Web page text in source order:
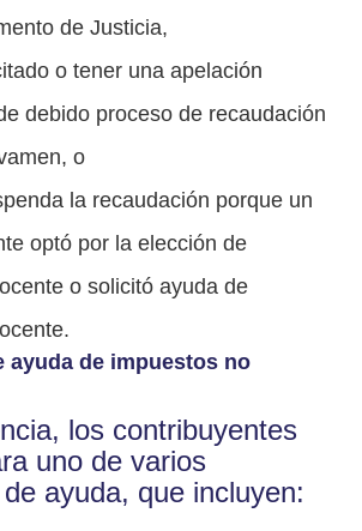
de Justicia,
o tener una apelación
debido proceso de recaudación
o
la recaudación porque un
optó por la elección de
o solicitó ayuda de
ayuda de impuestos no
los contribuyentes
uno de varios
ayuda, que incluyen: